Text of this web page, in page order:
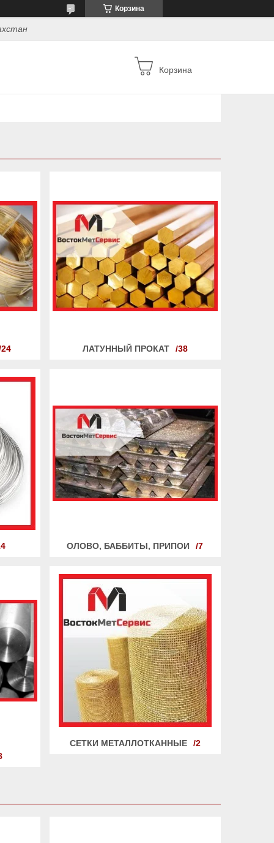
Корзина
Корзина
24 ЛАТУННЫЙ ПРОКАТ 38
ОЛОВО, БАББИТЫ, ПРИПОИ 7
СЕТКИ МЕТАЛЛОТКАННЫЕ 2